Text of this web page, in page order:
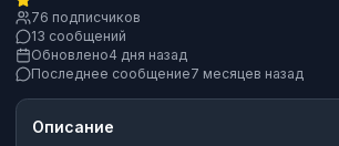
76 подписчиков
13 сообщений
Обновлено4 дня назад
Последнее сообщение7 месяцев назад
Описание